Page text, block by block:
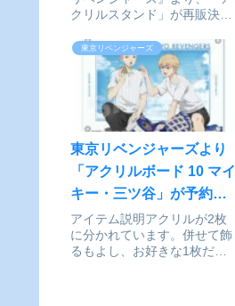
クリルスタンド」が再販決
のイラストは全て描き下ろ
し！東京リベンジャーズ_ア
クリルスタンド~majestic
beast~ 6.三ツ谷隆Ⓒ和久井
健・...
東京リベンジャーズ
東京リベンジャーズより
「アクリルボード 10 マイ
キー・三ツ谷」が予約受
付開始
アイテム説明アクリルが2枚
に分かれています。併せて飾
るもよし、お好きな1枚だけ